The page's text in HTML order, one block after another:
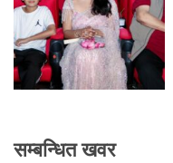
सम्बन्धित खवर